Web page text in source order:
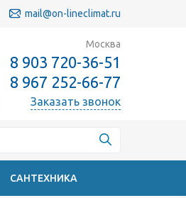
mail@on-lineclimat.ru
Москва
8 903 720-36-51
8 967 252-66-77
Заказать звонок
САНТЕХНИКА